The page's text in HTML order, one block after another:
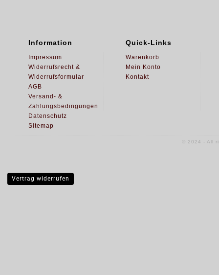
Information
Impressum
Widerrufsrecht &
Widerrufsformular
AGB
Versand- &
Zahlungsbedingungen
Datenschutz
Sitemap
Quick-Links
Warenkorb
Mein Konto
Kontakt
© 2024 - All
Vertrag widerrufen